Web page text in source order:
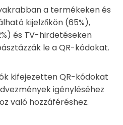
a termékeken és
kijelzőkön (65%),
és TV-hirdetéseken
le a QR-kódokat.
kifejezetten QR-kódokat
igényléséhez
való hozzáféréshez.